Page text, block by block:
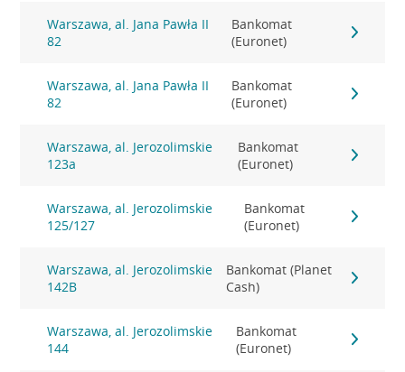
Warszawa, al. Jana Pawła II
82
Bankomat
(Euronet)
Warszawa, al. Jana Pawła II
82
Bankomat
(Euronet)
Warszawa, al. Jerozolimskie
123a
Bankomat
(Euronet)
Warszawa, al. Jerozolimskie
125/127
Bankomat
(Euronet)
Warszawa, al. Jerozolimskie
142B
Bankomat (Planet
Cash)
Warszawa, al. Jerozolimskie
144
Bankomat
(Euronet)